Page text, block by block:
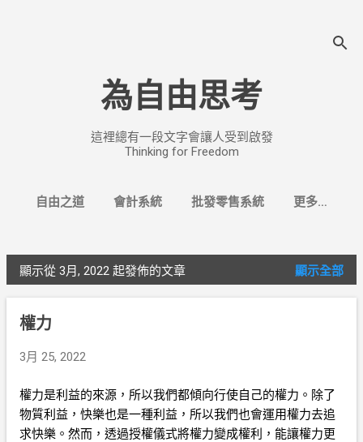
為自由思考
這裡總有一段文字會讓人受到啟發
Thinking for Freedom
自由之道 會計系統 批發零售系統 更多…
文
章
顯示從 3月, 2022 起發佈的文章 顯示全部
權力
3月 25, 2022
權力是利益的來源，所以我們都傾向行使自己的權力。除了
物質利益，快樂也是一種利益，所以我們也會運用權力去追
求快樂。然而，透過授權儀式將權力變成權利，能讓權力更